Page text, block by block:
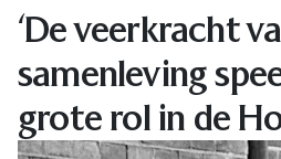
‘De veerkracht
samenleving
grote rol in de